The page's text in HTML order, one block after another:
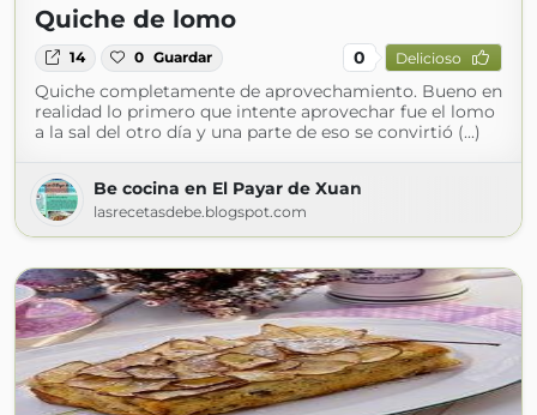
Quiche de lomo
14 0 Guardar 0 Delicioso
Quiche completamente de aprovechamiento. Bueno en
realidad lo primero que intente aprovechar fue el lomo
a la sal del otro día y una parte de eso se convirtió (...)
Be cocina en El Payar de Xuan
lasrecetasdebe.blogspot.com